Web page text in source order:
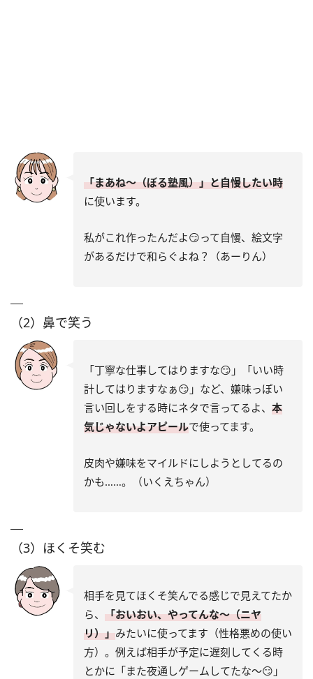
「まあね～（ぼる塾風）」と自慢したい時
に使います。
私がこれ作ったんだよ😏って自慢、絵文字
があるだけで和らぐよね？（あーりん）
（2）鼻で笑う
「丁寧な仕事してはりますな😏」「いい時
計してはりますなぁ😏」など、嫌味っぽい
言い回しをする時にネタで言ってるよ、 本
気じゃないよアピールで使ってます。
皮肉や嫌味をマイルドにしようとしてるの
かも……。（いくえちゃん）
（3）ほくそ笑む
相手を見てほくそ笑んでる感じで見えてたか
ら、 「おいおい、やってんな～（ニヤ
リ）」みたいに使ってます（性格悪めの使い
方）。例えば相手が予定に遅刻してくる時
とかに「また夜通しゲームしてたな～😏」